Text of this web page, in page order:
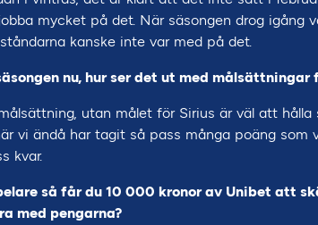
mycket på det. När säsongen drog igång
kanske inte var med på det.
nu, hur ser det ut med målsättningar
utan målet för Sirius är väl att hålla
vi ändå har tagit så pass många poäng som
kvar.
så får du 10 000 kronor av Unibet att
med pengarna?